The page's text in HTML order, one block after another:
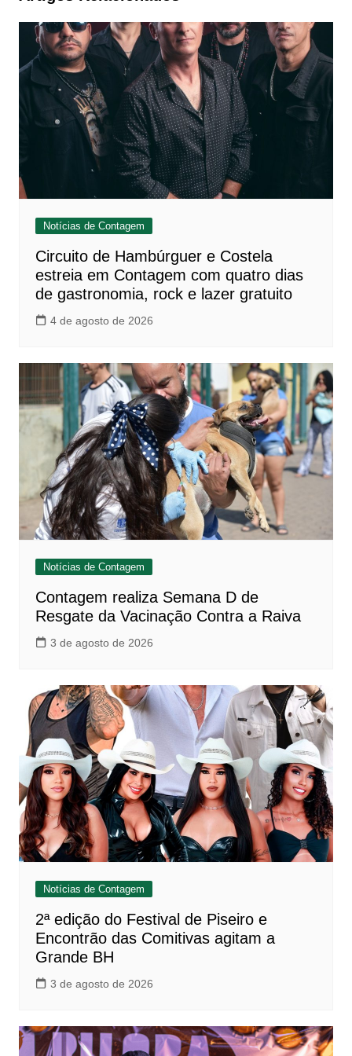
Notícias de Contagem
Circuito de Hambúrguer e Costela
estreia em Contagem com quatro dias
de gastronomia, rock e lazer gratuito
4 de agosto de 2026
Notícias de Contagem
Contagem realiza Semana D de
Resgate da Vacinação Contra a Raiva
3 de agosto de 2026
Notícias de Contagem
2ª edição do Festival de Piseiro e
Encontrão das Comitivas agitam a
Grande BH
3 de agosto de 2026